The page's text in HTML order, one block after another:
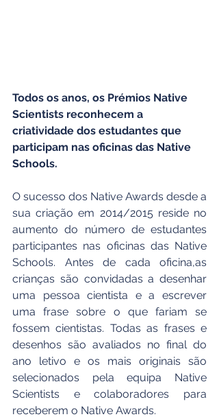
Todos os anos, os Prémios Native
Scientists reconhecem a
criatividade dos estudantes que
participam nas oficinas das Native
Schools.
O sucesso dos Native Awards desde a
sua criação em 2014/2015 reside no
aumento do número de estudantes
participantes nas oficinas das Native
Schools. Antes de cada oficina,as
crianças são convidadas a desenhar
uma pessoa cientista e a escrever
uma frase sobre o que fariam se
fossem cientistas. Todas as frases e
desenhos são avaliados no final do
ano letivo e os mais originais são
selecionados pela equipa Native
Scientists e colaboradores para
receberem o Native Awards.